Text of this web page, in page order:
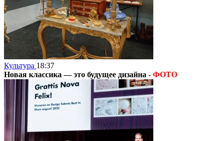
Культура 18:37
Новая классика — это будущее дизайна - ФОТО